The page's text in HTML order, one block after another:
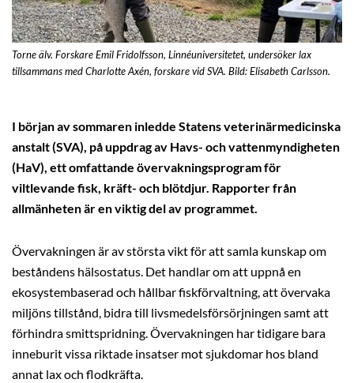
Torne älv. Forskare Emil Fridolfsson, Linnéuniversitetet, undersöker lax
tillsammans med Charlotte Axén, forskare vid SVA. Bild: Elisabeth Carlsson.
I början av sommaren inledde Statens veterinärmedicinska
anstalt (SVA), på uppdrag av Havs- och vattenmyndigheten
(HaV), ett omfattande övervakningsprogram för
viltlevande fisk, kräft- och blötdjur. Rapporter från
allmänheten är en viktig del av programmet.
Övervakningen är av största vikt för att samla kunskap om
beståndens hälsostatus. Det handlar om att uppnå en
ekosystembaserad och hållbar fiskförvaltning, att övervaka
miljöns tillstånd, bidra till livsmedelsförsörjningen samt att
förhindra smittspridning. Övervakningen har tidigare bara
inneburit vissa riktade insatser mot sjukdomar hos bland
annat lax och flodkräfta.